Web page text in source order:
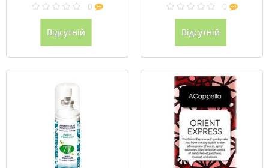
0
Відсутній
0
Відсутній